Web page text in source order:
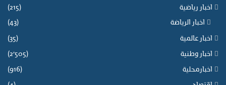
اخبار رياضية (215)
اخبار الرياضة (43)
اخبار عالمية (35)
اخبار وطنية (2٬505)
اخبارمحلية (916)